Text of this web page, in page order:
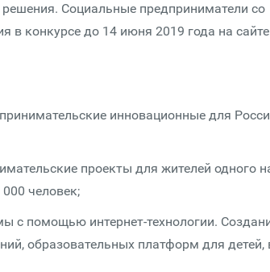
Социальные предприниматели со
в конкурсе до 14 июня 2019 года на сайте
инновационные для
проекты для жителей одного
человек;
с помощью интернет-технологии.
образовательных платформ для детей,